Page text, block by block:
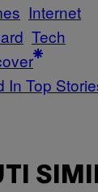
Internet
Tech
In Top